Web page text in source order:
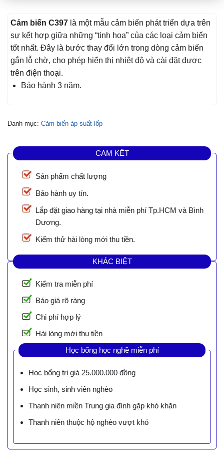
Cảm biến C397 là một mẫu cảm biến phát triển dựa trên
sự kết hợp giữa những “tinh hoa” của các loại cảm biến
tốt nhất. Đây là bước thay đổi lớn trong dòng cảm biến
gắn lỗ chờ, cho phép hiển thị nhiệt độ và cài đặt được
trên điện thoại.
Bảo hành 3 năm.
Danh mục: Cảm biến áp suất lốp
CAM KẾT
Sản phẩm chất lượng
Bảo hành uy tín.
Lắp đặt giao hàng tại nhà miễn phí Tp.HCM và Bình
Dương.
Kiểm thử hài lòng mới thu tiền.
KHÁC BIỆT
Kiểm tra miễn phí
Báo giá rõ ràng
Chi phí hợp lý
Hài lòng mới thu tiền
Học bổng học nghề miễn phí
Học bổng trị giá 25.000.000 đồng
Học sinh, sinh viên nghèo
Thanh niên miền Trung gia đình gặp khó khăn
Thanh niên thuộc hộ nghèo vượt khó